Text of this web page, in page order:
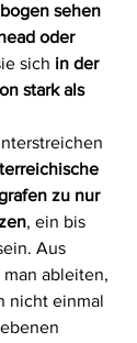
sehen
oder
sich in der
stark als
zu nur
, ein bis
Aus
ableiten,
nicht einmal